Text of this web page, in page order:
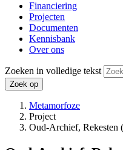
Hoofdnavigatie
Financiering
Projecten
Documenten
Kennisbank
Over ons
Zoeken in volledige tekst
Kruimelpad
Metamorfoze
Project
Oud-Archief, Rekesten